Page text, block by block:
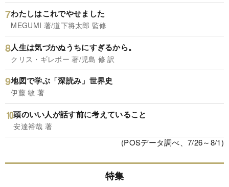
わたしはこれでやせました
MEGUMI 著/道下将太郎 監修
人生は気づかぬうちにすぎるから。
クリス・ギレボー 著/児島 修 訳
地図で学ぶ「深読み」世界史
伊藤 敏 著
頭のいい人が話す前に考えていること
安達裕哉 著
(POSデータ調べ、7/26～8/1)
特集